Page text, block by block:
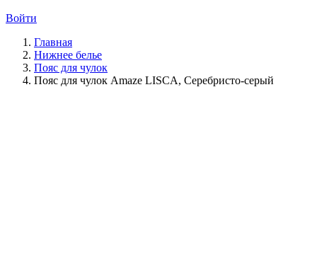
Войти
Главная
Нижнее белье
Пояс для чулок
Пояс для чулок Amaze LISCA, Серебристо-серый